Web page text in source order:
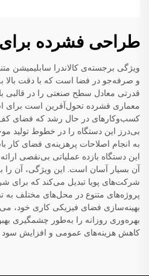
طراحی فشرده برای
ویژگی برجسته‌ی کالاندرا سابلیمیشن
و صرفه‌جو در فضا است که با دقت بالا
قدرتی معادل سطح صنعتی را در قالبی
معماری فشرده تحول‌آفرین است برای
کسب‌وکارهای در حال رشد که فضای کف
بی‌درز این دستگاه را در خطوط تولید
به انجام اصلاحات پرهزینه‌ی فضای کار
این دستگاه بازده عملیاتی بی‌نقصی
آن بسیار آسان است. این ویژگی، آن را
شرکت‌های پویا تبدیل می‌کند که برای
پروژه‌های متنوع در محل‌های مختلف به
بهینه‌سازی فضای فیزیکی کاری خود،
بهره‌وری روزانه را به‌طور چشمگیری
کاهش هزینه‌های عمومی و افزایش